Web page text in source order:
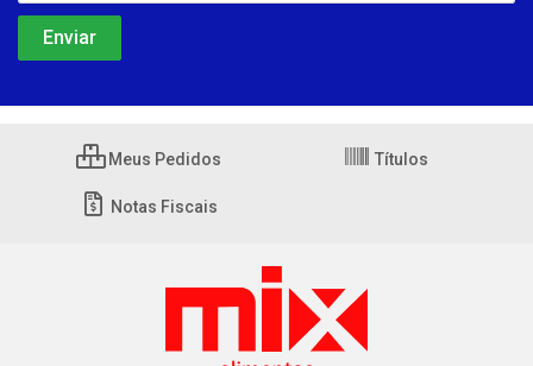
Meus Pedidos Títulos
Notas Fiscais